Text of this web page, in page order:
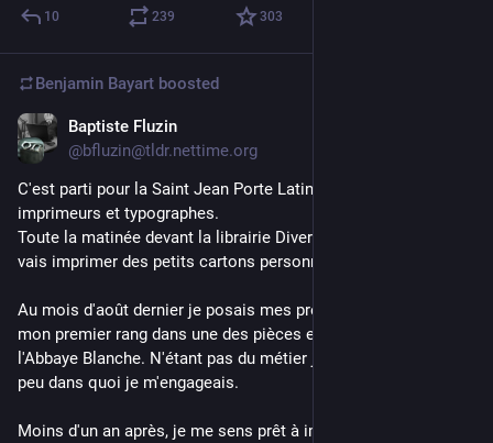
10 239 303
Benjamin Bayart boosted
Baptiste Fluzin
@bfluzin@tldr.nettime.org
C'est parti pour la Saint Jean Porte Latine, ou fête des
imprimeurs et typographes.
Toute la matinée devant la librairie Divergences à Quimperlé je
vais imprimer des petits cartons personnalisés.
Au mois d'août dernier je posais mes premières machines et
mon premier rang dans une des pièces en rez de jardin de
l'Abbaye Blanche. N'étant pas du métier je me demandais un
peu dans quoi je m'engageais.
Moins d'un an après, je me sens prêt à imprimer, c'est fou !